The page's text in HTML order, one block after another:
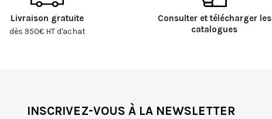
Livraison gratuite
dès 950€ HT d'achat
Consulter et télécharger les
catalogues
INSCRIVEZ-VOUS À LA NEWSLETTER